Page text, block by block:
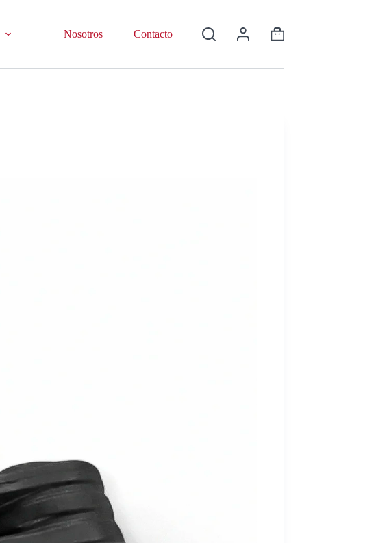
Nosotros Contacto
Shopping